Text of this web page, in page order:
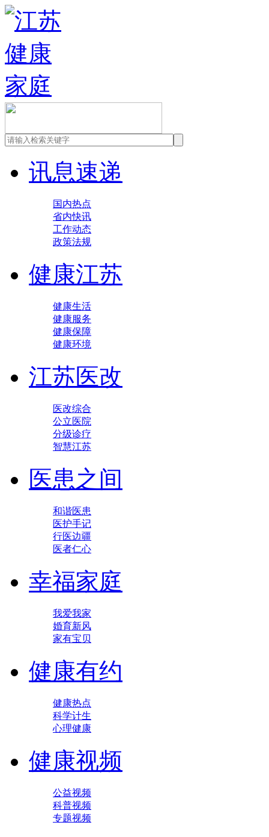
讯息速递
国内热点
省内快讯
工作动态
政策法规
健康江苏
健康生活
健康服务
健康保障
健康环境
江苏医改
医改综合
公立医院
分级诊疗
智慧江苏
医患之间
和谐医患
医护手记
行医边疆
医者仁心
幸福家庭
我爱我家
婚育新风
家有宝贝
健康有约
健康热点
科学计生
心理健康
健康视频
公益视频
科普视频
专题视频